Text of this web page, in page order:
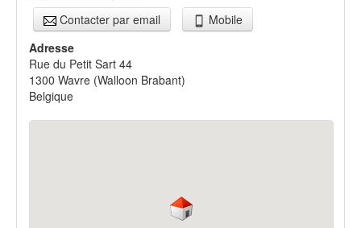
Contacter par email
Mobile
Adresse
Rue du Petit Sart 44
1300 Wavre (Walloon Brabant)
Belgique